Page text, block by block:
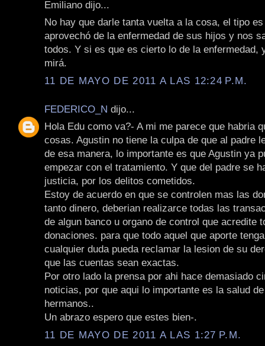
Emiliano dijo...
No hay que darle tanta vuelta a la cosa, el tipo
aprovechó de la enfermedad de sus hijos y nos
todos. Y si es que es cierto lo de la enfermedad,
mirá.
11 DE MAYO DE 2011 A LAS 12:24 P.M.
FEDERICO_N dijo...
Hola Edu como va?- A mi me parece que habria
cosas. Agustin no tiene la culpa de que al padre
de esa manera, lo importante es que Agustin ya
empezar con el tratamiento. Y que del padre se
justicia, por los delitos cometidos.
Estoy de acuerdo en que se controlen mas las
tanto dinero, deberian realizarce todas las
de algun banco u organo de control que acredite
donaciones. para que todo aquel que aporte
cualquier duda pueda reclamar la lesion de su
que las cuentas sean exactas.
Por otro lado la prensa por ahi hace demasiado
noticias, por que aqui lo importante es la salud
hermanos..
Un abrazo espero que estes bien-.
11 DE MAYO DE 2011 A LAS 1:27 P.M.